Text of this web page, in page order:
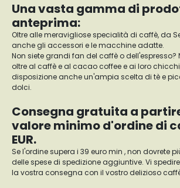
Una vasta gamma di
anteprima:
Oltre alle meravigliose specialità di caffè, da
anche gli accessori e le macchine adatte.
Non siete grandi fan del caffè o dell'espresso?
oltre al caffè e al cacao coffee e ai loro
disposizione anche un'ampia scelta di tè e
dolci.
Consegna gratuita a
valore minimo d'ordine di
EUR.
Se l'ordine supera i 39 euro min , non dovrete
delle spese di spedizione aggiuntive. Vi
la vostra consegna con il vostro delizioso